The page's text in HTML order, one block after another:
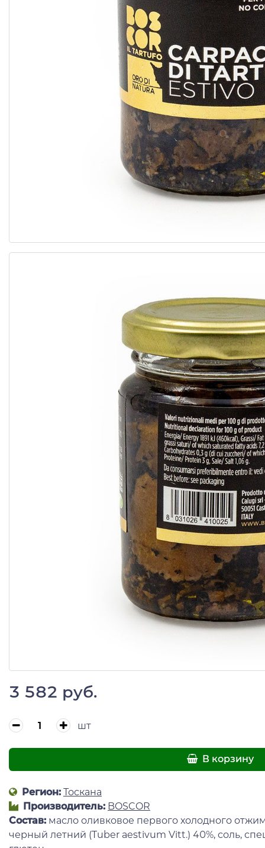
3 582 руб.
шт
В корзину
Регион: Тоскана
Производитель: BOSCOR
Состав: масло оливковое первого холодного
черный летний (Tuber aestivum Vitt.) 40%, соль,